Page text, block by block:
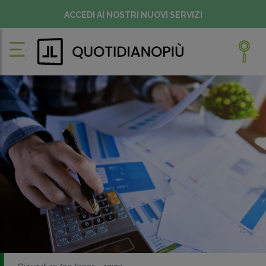
ACCEDI AI NOSTRI NUOVI SERVIZI